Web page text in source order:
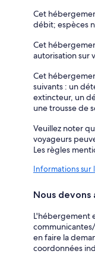
Cet
débit; espèces
Cet
autorisation sur
Cet
suivants : un
extincteur, un
une trousse de
Veuillez noter
voyageurs
Les règles
Informations sur
Nous
L'hébergement
en faire la
coordonnées